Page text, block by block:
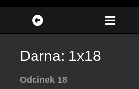
Darna: 1x18
Odcinek 18